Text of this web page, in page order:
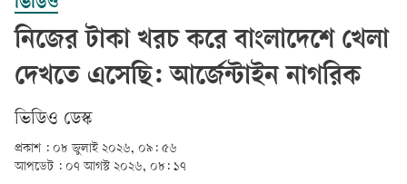
ভিডিও
নিজের টাকা খরচ করে বাংলাদেশে খেলা
দেখতে এসেছি: আর্জেন্টাইন নাগরিক
ভিডিও ডেস্ক
প্রকাশ : ০৮ জুলাই ২০২৬, ০৯: ৫৬
আপডেট : ০৭ আগস্ট ২০২৬, ০৮: ১৭